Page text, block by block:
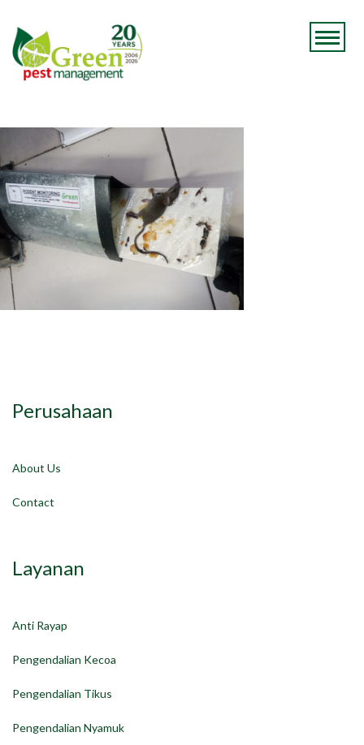
Perusahaan
About Us
Contact
Layanan
Anti Rayap
Pengendalian Kecoa
Pengendalian Tikus
Pengendalian Nyamuk